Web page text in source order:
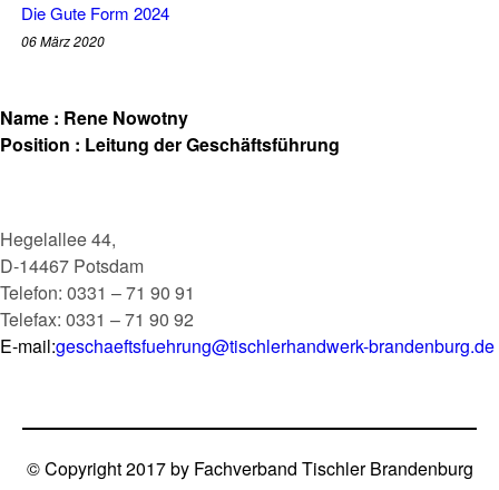
Die Gute Form 2024
06 März 2020
Name : Rene Nowotny
Position : Leitung der Geschäftsführung
Hegelallee 44,
D-14467 Potsdam
Telefon: 0331 – 71 90 91
Telefax: 0331 – 71 90 92
E-mail:geschaeftsfuehrung@tischlerhandwerk-brandenburg.de
© Copyright 2017 by Fachverband Tischler Brandenburg